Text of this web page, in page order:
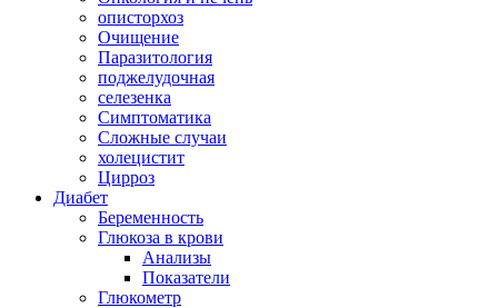
описторхоз
Очищение
Паразитология
поджелудочная
селезенка
Симптоматика
Сложные случаи
холецистит
Цирроз
Диабет
Беременность
Глюкоза в крови
Анализы
Показатели
Глюкометр